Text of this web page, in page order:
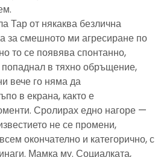
Тар от някаква безлична
за смешното ми агресиране по
то се появява спонтанно,
попаднал в тяхно обръщение,
вече го няма да
в екрана, както е
Сролирах едно нагоре —
не се промени,
окончателно и категорично, с
Мамка му. Социалката,